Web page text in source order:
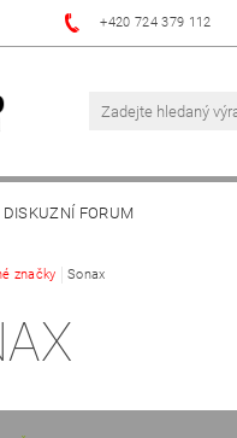
+420 724 379 112
DISKUZNÍ FORUM
značky Sonax